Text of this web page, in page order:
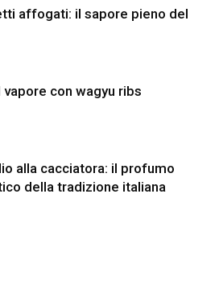
affogati: il sapore pieno del
vapore con wagyu ribs
alla cacciatora: il profumo
della tradizione italiana